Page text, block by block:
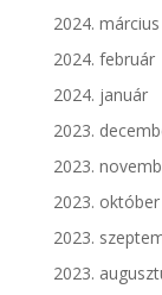
2024. március
2024. február
2024. január
2023.
2023.
2023. október
2023.
2023.